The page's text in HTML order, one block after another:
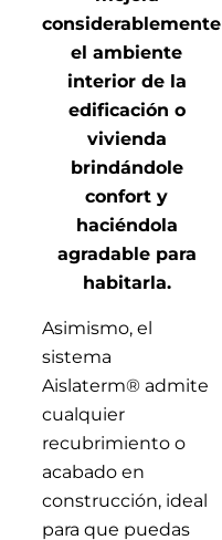
considerablemente
el ambiente
interior de la
edificación o
vivienda
brindándole
confort y
haciéndola
agradable para
habitarla.
Asimismo, el
sistema
Aislaterm® admite
cualquier
recubrimiento o
acabado en
construcción, ideal
para que puedas